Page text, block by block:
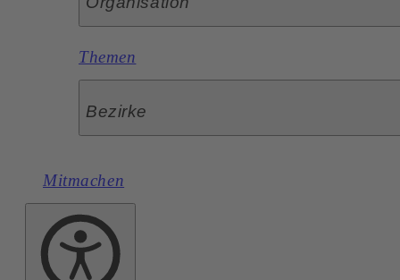
Themen
Bezirke
Mitmachen